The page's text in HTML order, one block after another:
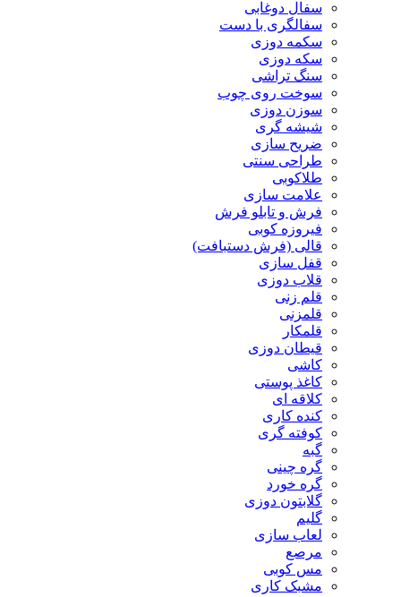
سفال دوغابی
سفالگری با دست
سکمه دوزی
سکه دوزی
سنگ تراشی
سوخت روی چوب
سوزن دوزی
شیشه گری
ضریح سازی
طراحی سنتی
طلاکوبی
علامت سازی
فرش و تابلو فرش
فیروزه کوبی
قالی (فرش دستبافت)
قفل سازی
قلاب دوزی
قلم زنی
قلمزنی
قلمکار
قیطان دوزی
کاشی
کاغذ پوستی
کلاقه ای
کنده کاری
کوفته گری
گبه
گره چینی
گره خورد
گلابتون دوزی
گلیم
لعاب سازی
مرصع
مس کوبی
مشبک کاری